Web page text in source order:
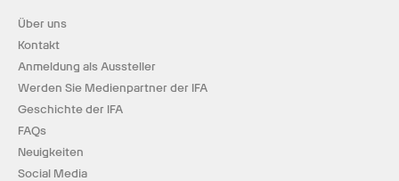
Über uns
Kontakt
Anmeldung als Aussteller
Werden Sie Medienpartner der IFA
Geschichte der IFA
FAQs
Neuigkeiten
Social Media